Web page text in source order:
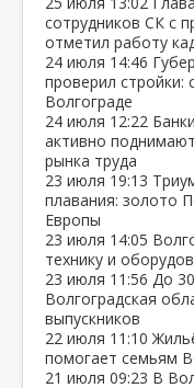
сотрудников СК с
отметил работу
24 июля 14:46
проверил
Волгограде
24 июля 12:22
активно
рынка труда
23 июля 19:13
плавания: золото
Европы
23 июля 14:05
технику и
23 июля 11:56 До
Волгоградская
выпускников
22 июля 11:10
помогает семьям
21 июля 09:23 В